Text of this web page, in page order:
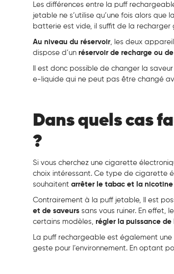
Les différences entre la puff
jetable ne s’utilise qu’une fois alors
batterie est vide, il suffit de la
Au niveau du réservoir , les deux
dispose d’unréservoir de recharge ou
Il est donc possible de changer la
e-liquide qui ne peut pas être changé
Dans quels cas
?
Si vous cherchez une cigarette
choix intéressant. Ce type de cigarette
souhaitent arrêter le tabac et la
Contrairement à la puff jetable, Il est
et de saveurs sans vous ruiner. En
certains modèles,régler la puissance de
La puff rechargeable est également une
geste pour l’environnement. En optant